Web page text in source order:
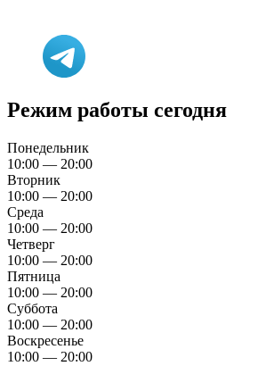
Режим работы сегодня
Понедельник
10:00 — 20:00
Вторник
10:00 — 20:00
Среда
10:00 — 20:00
Четверг
10:00 — 20:00
Пятница
10:00 — 20:00
Суббота
10:00 — 20:00
Воскресенье
10:00 — 20:00